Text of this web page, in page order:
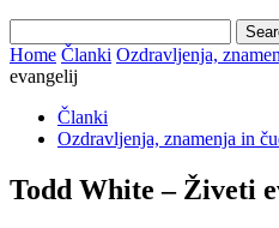
Home Članki Ozdravljenja,
evangelij
Članki
Ozdravljenja, znamenja in
Todd White – Živeti